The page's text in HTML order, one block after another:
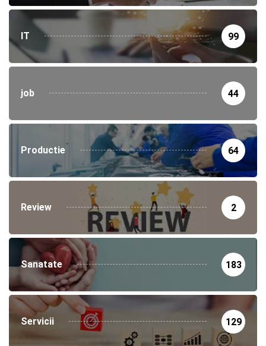
IT 99
job 44
Productie 64
Review 2
Sanatate 183
Servicii 129